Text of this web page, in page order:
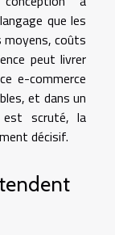
que les
moyens, coûts
peut livrer
e-commerce
et dans un
est scruté, la
décisif.